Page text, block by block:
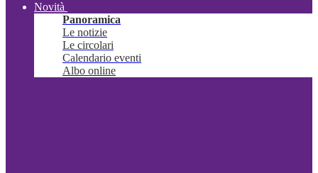
Novità
Panoramica
Le notizie
Le circolari
Calendario eventi
Albo online